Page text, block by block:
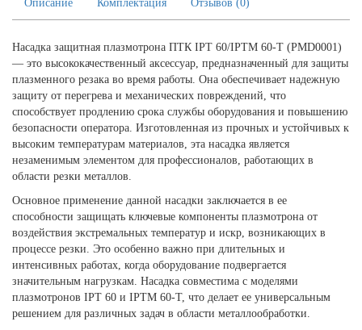
Описание Комплектация Отзывов (0)
Насадка защитная плазмотрона ПТК IPT 60/IPTM 60-T (PMD0001)
— это высококачественный аксессуар, предназначенный для защиты
плазменного резака во время работы. Она обеспечивает надежную
защиту от перегрева и механических повреждений, что
способствует продлению срока службы оборудования и повышению
безопасности оператора. Изготовленная из прочных и устойчивых к
высоким температурам материалов, эта насадка является
незаменимым элементом для профессионалов, работающих в
области резки металлов.
Основное применение данной насадки заключается в ее
способности защищать ключевые компоненты плазмотрона от
воздействия экстремальных температур и искр, возникающих в
процессе резки. Это особенно важно при длительных и
интенсивных работах, когда оборудование подвергается
значительным нагрузкам. Насадка совместима с моделями
плазмотронов IPT 60 и IPTM 60-T, что делает ее универсальным
решением для различных задач в области металлообработки.